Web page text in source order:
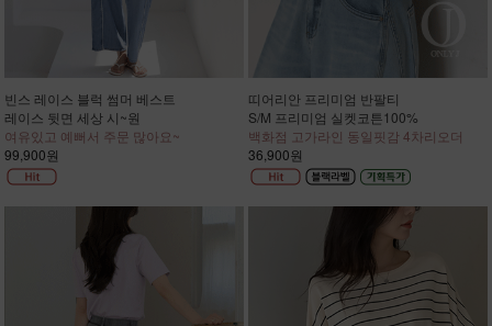
빈스 레이스 블럭 썸머 베스트
레이스 뒷면 세상 시~원
여유있고 예뻐서 주문 많아요~
99,900원
띠어리안 프리미엄 반팔티
S/M 프리미엄 실켓코튼100%
백화점 고가라인 동일핏감 4차리오더
36,900원